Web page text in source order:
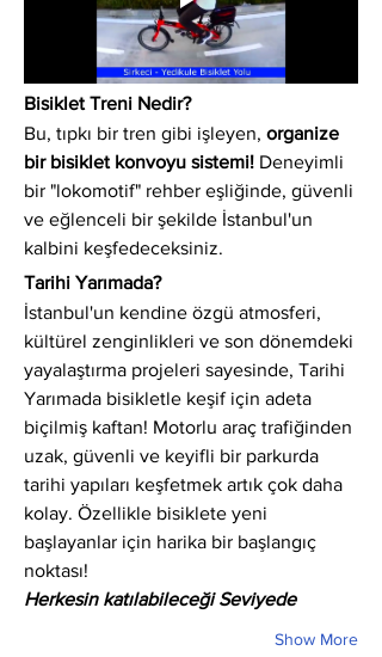
Bisiklet Treni Nedir?
Bu, tıpkı bir tren gibi işleyen, organize
bir bisiklet konvoyu sistemi! Deneyimli
bir "lokomotif" rehber eşliğinde, güvenli
ve eğlenceli bir şekilde İstanbul'un
kalbini keşfedeceksiniz.
Tarihi Yarımada?
İstanbul'un kendine özgü atmosferi,
kültürel zenginlikleri ve son dönemdeki
yayalaştırma projeleri sayesinde, Tarihi
Yarımada bisikletle keşif için adeta
biçilmiş kaftan! Motorlu araç trafiğinden
uzak, güvenli ve keyifli bir parkurda
tarihi yapıları keşfetmek artık çok daha
kolay. Özellikle bisiklete yeni
başlayanlar için harika bir başlangıç
noktası!
Herkesin katılabileceği Seviyede
Show More